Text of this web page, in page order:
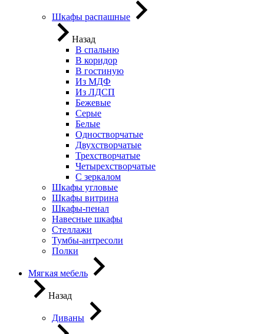
Шкафы распашные
Назад
В спальню
В коридор
В гостиную
Из МДФ
Из ЛДСП
Бежевые
Серые
Белые
Одностворчатые
Двухстворчатые
Трехстворчатые
Четырехстворчатые
С зеркалом
Шкафы угловые
Шкафы витрина
Шкафы-пенал
Навесные шкафы
Стеллажи
Тумбы-антресоли
Полки
Мягкая мебель
Назад
Диваны